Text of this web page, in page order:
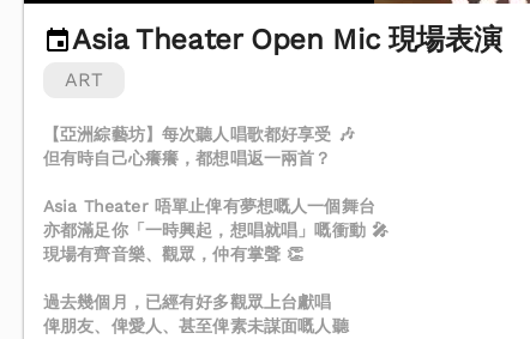
Asia Theater Open Mic 現場表演
ART
【亞洲綜藝坊】每次聽人唱歌都好享受 🎶
但有時自己心癢癢，都想唱返一兩首？
Asia Theater 唔單止俾有夢想嘅人一個舞台
亦都滿足你「一時興起，想唱就唱」嘅衝動 🎤
現場有齊音樂、觀眾，仲有掌聲 👏
過去幾個月，已經有好多觀眾上台獻唱
俾朋友、俾愛人、甚至俾素未謀面嘅人聽